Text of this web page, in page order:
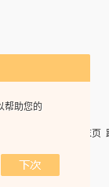
帮助您的
页 上一页 下一页 末页